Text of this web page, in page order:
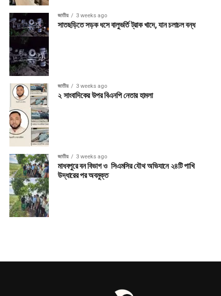
জাতীয় 3 weeks ago
সাতছড়িতে সড়ক ধসে বালুভর্তি ট্রাক খাদে, যান চলাচল বন্ধ
জাতীয় 3 weeks ago
২ সাংবাদিকের উপর বিএনপি নেতার হামলা
জাতীয় 3 weeks ago
মাধবপুরে বন বিভাগ ও সিএমসির যৌথ অভিযানে ২৪টি পাখি
উদ্ধারের পর অবমুক্ত